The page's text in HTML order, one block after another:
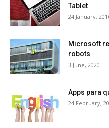
Tablet
24 January,
Microsoft
robots
3 June, 2020
Apps para
24 February,